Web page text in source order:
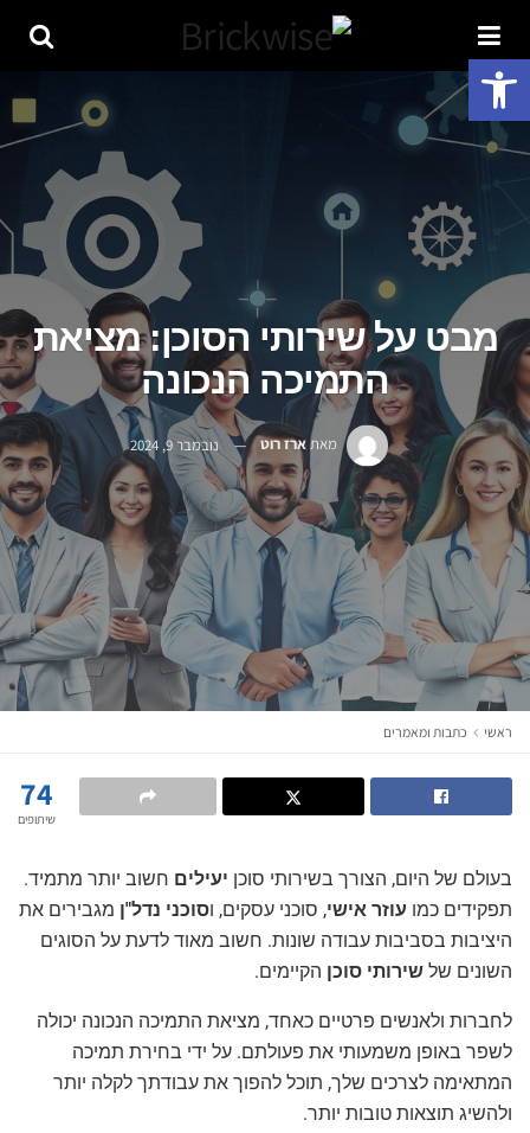
מבט על שירותי הסוכן: מציאת
התמיכה הנכונה
מאת ארז רוט נובמבר 9, 2024
ראשי כתבות ומאמרים
74
שיתופים
בעולם של היום, הצורך בשירותי סוכן יעילים חשוב יותר מתמיד.
תפקידים כמו עוזר אישי, סוכני עסקים, וסוכני נדל"ן מגבירים את
היציבות בסביבות עבודה שונות. חשוב מאוד לדעת על הסוגים
השונים של שירותי סוכן הקיימים.
לחברות ולאנשים פרטיים כאחד, מציאת התמיכה הנכונה יכולה
לשפר באופן משמעותי את פעולתם. על ידי בחירת תמיכה
המתאימה לצרכים שלך, תוכל להפוך את עבודתך לקלה יותר
ולהשיג תוצאות טובות יותר.
פתח סרגל נגישות